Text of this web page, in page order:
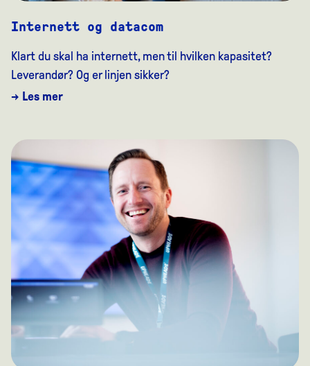
Internett og datacom
Klart du skal ha internett, men til hvilken kapasitet?
Leverandør? Og er linjen sikker?
→ Les mer